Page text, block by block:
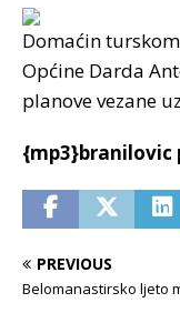
Domaćin
Općine Darda
planove vezane
{mp3}branilovic
PREVIOUS
Belomanastirsko ljeto